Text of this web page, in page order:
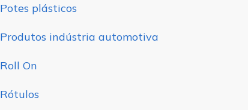
Potes plásticos
Produtos indústria automotiva
Roll On
Rótulos